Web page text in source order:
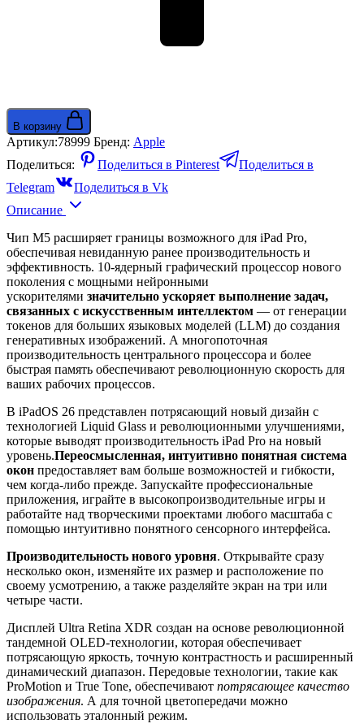
В корзину
Артикул:78999 Бренд: Apple
Поделиться:
Поделиться в Pinterest
Поделиться в
Telegram
Поделиться в Vk
Описание
Чип M5 расширяет границы возможного для iPad Pro,
обеспечивая невиданную ранее производительность и
эффективность. 10-ядерный графический процессор нового
поколения с мощными нейронными
ускорителями значительно ускоряет выполнение задач,
связанных с искусственным интеллектом — от генерации
токенов для больших языковых моделей (LLM) до создания
генеративных изображений. А многопоточная
производительность центрального процессора и более
быстрая память обеспечивают революционную скорость для
ваших рабочих процессов.
В iPadOS 26 представлен потрясающий новый дизайн с
технологией Liquid Glass и революционными улучшениями,
которые выводят производительность iPad Pro на новый
уровень.Переосмысленная, интуитивно понятная система
окон предоставляет вам больше возможностей и гибкости,
чем когда-либо прежде. Запускайте профессиональные
приложения, играйте в высокопроизводительные игры и
работайте над творческими проектами любого масштаба с
помощью интуитивно понятного сенсорного интерфейса.
Производительность нового уровня. Открывайте сразу
несколько окон, изменяйте их размер и расположение по
своему усмотрению, а также разделяйте экран на три или
четыре части.
Дисплей Ultra Retina XDR создан на основе революционной
тандемной OLED-технологии, которая обеспечивает
потрясающую яркость, точную контрастность и расширенный
динамический диапазон. Передовые технологии, такие как
ProMotion и True Tone, обеспечивают потрясающее качество
изображения. А для точной цветопередачи можно
использовать эталонный режим.